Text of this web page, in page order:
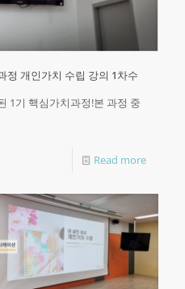
정 개인가치 수립 강의 1차수
1기 핵심가치과정!본 과정 중
Read more